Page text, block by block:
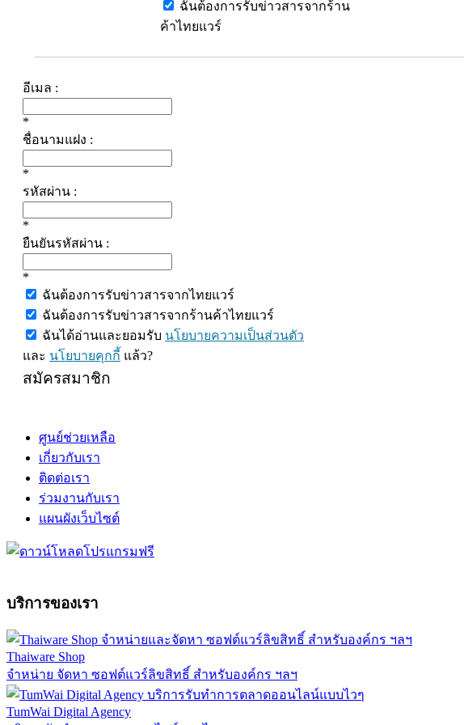
ฉันต้องการรับข่าวสารจากร้าน
ค้าไทยแวร์
อีเมล :
*
ชื่อนามแฝง :
*
รหัสผ่าน :
*
ยืนยันรหัสผ่าน :
*
ฉันต้องการรับข่าวสารจากไทยแวร์
ฉันต้องการรับข่าวสารจากร้านค้าไทยแวร์
ฉันได้อ่านและยอมรับ นโยบายความเป็นส่วนตัว
และ นโยบายคุกกี้ แล้ว?
สมัครสมาชิก
ศูนย์ช่วยเหลือ
เกี่ยวกับเรา
ติดต่อเรา
ร่วมงานกับเรา
แผนผังเว็บไซต์
บริการของเรา
Thaiware Shop
จำหน่าย จัดหา ซอฟต์แวร์ลิขสิทธิ์ สำหรับองค์กร ฯลฯ
TumWai Digital Agency